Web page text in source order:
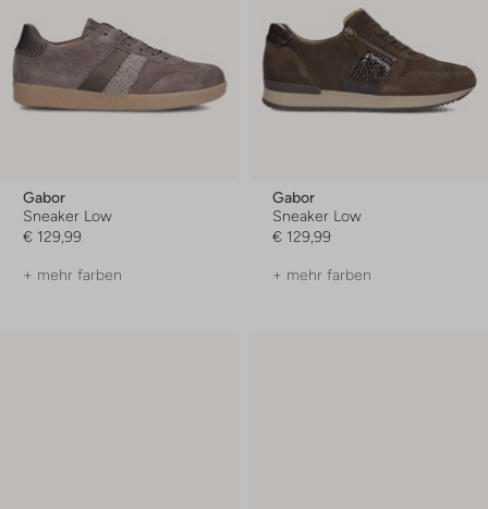
Gabor
Sneaker Low
€ 129,99
+ mehr farben
Gabor
Sneaker Low
€ 129,99
+ mehr farben